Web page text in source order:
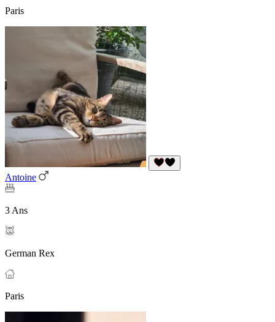
Paris
Antoine
3 Ans
German Rex
Paris